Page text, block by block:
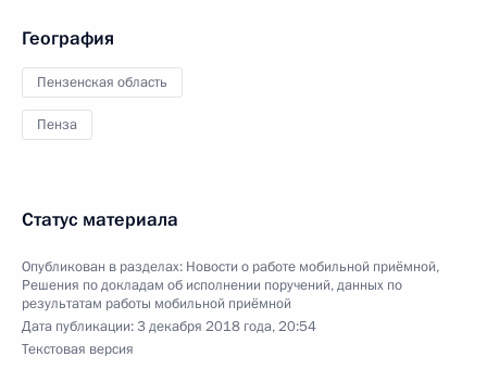
География
Пензенская область
Пенза
Статус материала
Опубликован в разделах: Новости о работе мобильной приёмной,
Решения по докладам об исполнении поручений, данных по
результатам работы мобильной приёмной
Дата публикации:3 декабря 2018 года, 20:54
Текстовая версия